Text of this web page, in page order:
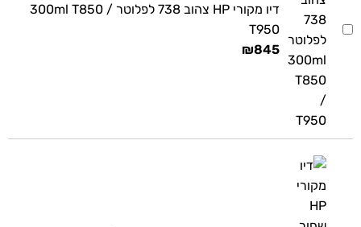
דיו מקורי HP צהוב 738 לפלוטר 300ml T850 /
T950
₪845